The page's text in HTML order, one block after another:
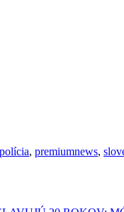
polícia, premiumnews,